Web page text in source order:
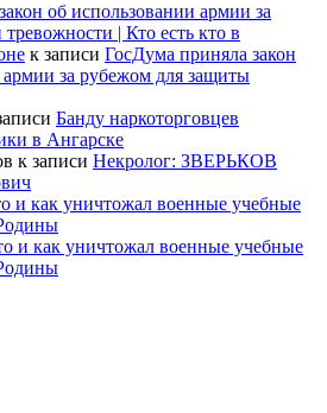
об использовании армии за
| Кто есть кто в
к записи ГосДума приняла закон
армии за рубежом для защиты
Банду наркоторговцев
в Ангарске
к записи Некролог: ЗВЕРЬКОВ
и как уничтожал военные учебные
и как уничтожал военные учебные